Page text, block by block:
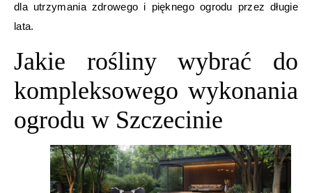
dla utrzymania zdrowego i pięknego ogrodu przez długie
lata.
Jakie rośliny wybrać do
kompleksowego wykonania
ogrodu w Szczecinie